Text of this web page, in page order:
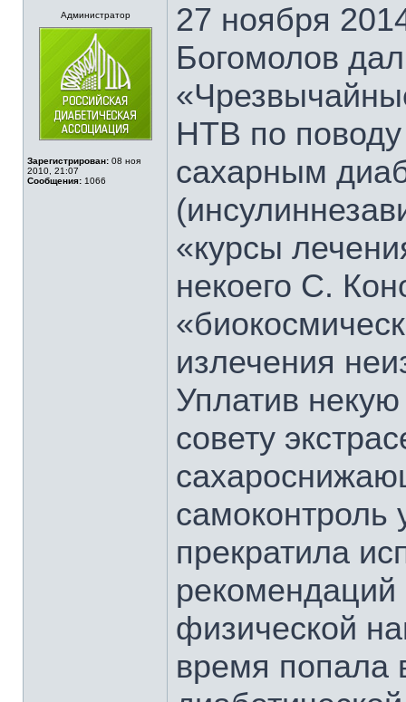
Администратор
Зарегистрирован: 08 ноя
2010, 21:07
Сообщения: 1066
27 ноября
Богомолов
НТВ по поводу
сахарным
«курсы
некоего С.
излечения
Уплатив
совету
самоконтроль
прекратила
физической
время попала